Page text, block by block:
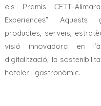
els Premis CETT-
Experiences”. Aquests
productes, serveis,
visió innovadora en
digitalització, la
hoteler i gastronòmic.